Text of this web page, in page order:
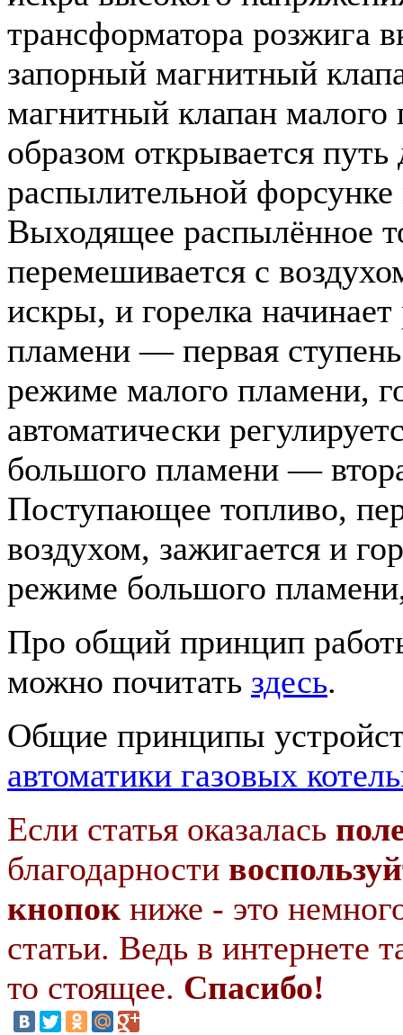
трансформатора розжига
запорный магнитный
магнитный клапан
образом открывается путь
распылительной
Выходящее распылённое
перемешивается с
искры, и горелка
пламени — первая
режиме малого пламени,
автоматически
большого пламени —
Поступающее топливо,
воздухом, зажигается и
режиме большого
Про общий принцип
можно почитать здесь.
Общие принципы
автоматики газовых
Если статья оказалась
благодарности
кнопок ниже - это
статьи. Ведь в интернете
то стоящее. Спасибо!